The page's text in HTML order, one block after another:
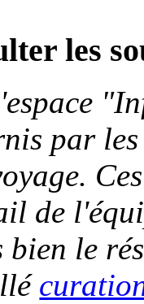
les
par
de
bien le